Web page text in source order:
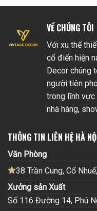
VỀ CHÚNG TÔI
Với xu thế
cổ điển hiện
Decor chúng
người tiên
trong lĩnh vực
nhà hàng,
THÔNG TIN LIÊN HỆ HÀ
Văn Phòng
38 Trần Cung, Cổ
Xưởng sản Xuất
Số 116 Đường 14, Phú